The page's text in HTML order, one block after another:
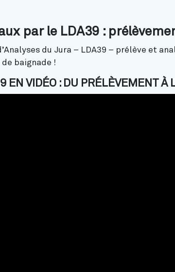
par le LDA39 :
du Jura – LDA39 – prélève et
baignade !
EN VIDÉO : DU PRÉLÈVEMENT À